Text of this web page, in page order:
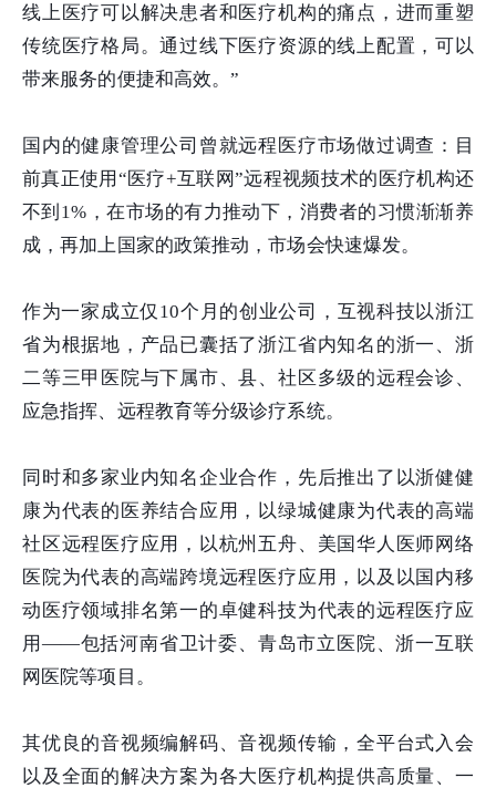
线上医疗可以解决患者和医疗机构的痛点，进而重塑
传统医疗格局。通过线下医疗资源的线上配置，可以
带来服务的便捷和高效。”
国内的健康管理公司曾就远程医疗市场做过调查：目
前真正使用“医疗+互联网”远程视频技术的医疗机构还
不到1%，在市场的有力推动下，消费者的习惯渐渐养
成，再加上国家的政策推动，市场会快速爆发。
作为一家成立仅10个月的创业公司，互视科技以浙江
省为根据地，产品已囊括了浙江省内知名的浙一、浙
二等三甲医院与下属市、县、社区多级的远程会诊、
应急指挥、远程教育等分级诊疗系统。
同时和多家业内知名企业合作，先后推出了以浙健健
康为代表的医养结合应用，以绿城健康为代表的高端
社区远程医疗应用，以杭州五舟、美国华人医师网络
医院为代表的高端跨境远程医疗应用，以及以国内移
动医疗领域排名第一的卓健科技为代表的远程医疗应
用——包括河南省卫计委、青岛市立医院、浙一互联
网医院等项目。
其优良的音视频编解码、音视频传输，全平台式入会
以及全面的解决方案为各大医疗机构提供高质量、一